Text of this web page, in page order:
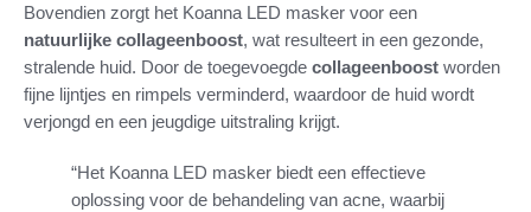
Bovendien zorgt het Koanna LED masker voor een
natuurlijke collageenboost, wat resulteert in een gezonde,
stralende huid. Door de toegevoegde collageenboost worden
fijne lijntjes en rimpels verminderd, waardoor de huid wordt
verjongd en een jeugdige uitstraling krijgt.
“Het Koanna LED masker biedt een effectieve
oplossing voor de behandeling van acne, waarbij